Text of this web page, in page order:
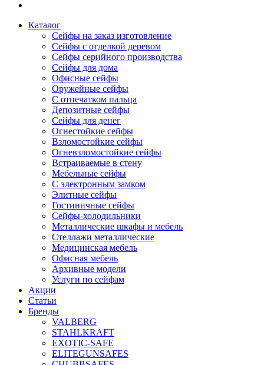
Каталог
Сейфы на заказ изготовление
Сейфы с отделкой деревом
Сейфы серийного производства
Сейфы для дома
Офисные сейфы
Оружейные сейфы
С отпечатком пальца
Депозитные сейфы
Сейфы для денег
Огнестойкие сейфы
Взломостойкие сейфы
Огневзломостойкие сейфы
Встраиваемые в стену
Мебельные сейфы
С электронным замком
Элитные сейфы
Гостиничные сейфы
Сейфы-холодильники
Металлические шкафы и мебель
Стеллажи металлические
Медицинская мебель
Офисная мебель
Архивные модели
Услуги по сейфам
Акции
Статьи
Бренды
VALBERG
STAHLKRAFT
EXOTIC-SAFE
ELITEGUNSAFES